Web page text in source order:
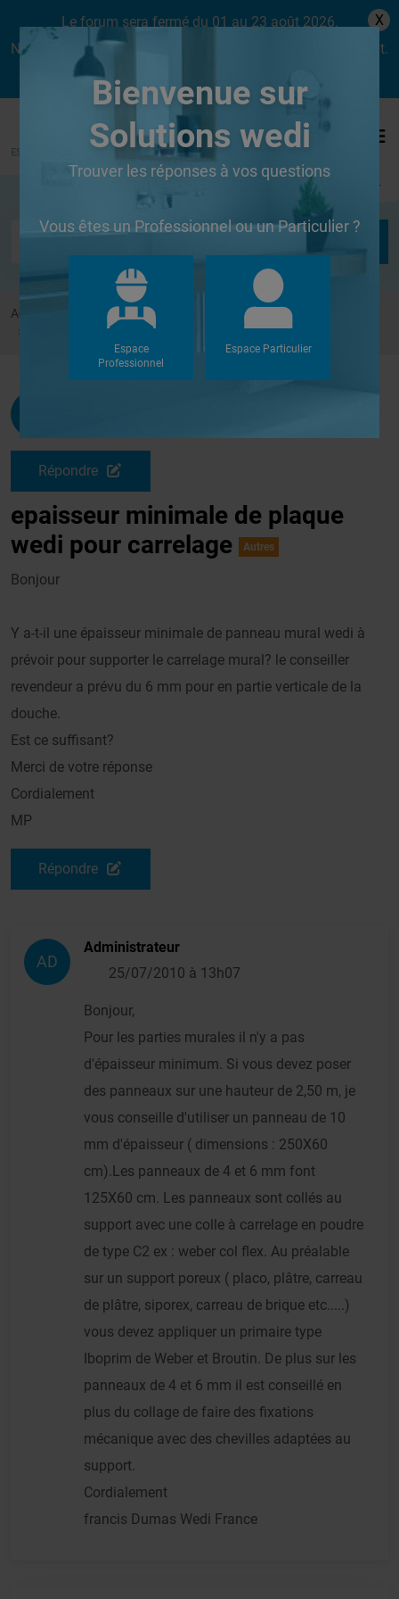
Le forum sera fermé du 01 au 23 août 2026.
Nous aurons le plaisir de vous retrouver dès le lundi 24 août.
X
Se connecter
Accueil Forums
Autres
epaisseur minimale de plaque wedi pour carrelage
Répondre
epaisseur minimale de plaque
wedi pour carrelage
Autres
Bonjour
Y a-t-il une épaisseur minimale de panneau mural wedi à
prévoir pour supporter le carrelage mural? le conseiller
revendeur a prévu du 6 mm pour en partie verticale de la
douche.
Est ce suffisant?
Merci de votre réponse
Cordialement
MP
Répondre
AD
Administrateur
25/07/2010 à 13h07
Bonjour,
Pour les parties murales il n'y a pas
d'épaisseur minimum. Si vous devez poser
des panneaux sur une hauteur de 2,50 m, je
vous conseille d'utiliser un panneau de 10
mm d'épaisseur ( dimensions : 250X60
cm).Les panneaux de 4 et 6 mm font
125X60 cm. Les panneaux sont collés au
support avec une colle à carrelage en poudre
de type C2 ex : weber col flex. Au préalable
sur un support poreux ( placo, plâtre, carreau
de plâtre, siporex, carreau de brique etc.....)
vous devez appliquer un primaire type
Iboprim de Weber et Broutin. De plus sur les
panneaux de 4 et 6 mm il est conseillé en
plus du collage de faire des fixations
mécanique avec des chevilles adaptées au
support.
Cordialement
francis Dumas Wedi France
Bienvenue sur
Solutions wedi
Trouver les réponses à vos questions
Vous êtes un Professionnel ou un Particulier ?
Espace
Professionnel
Espace Particulier